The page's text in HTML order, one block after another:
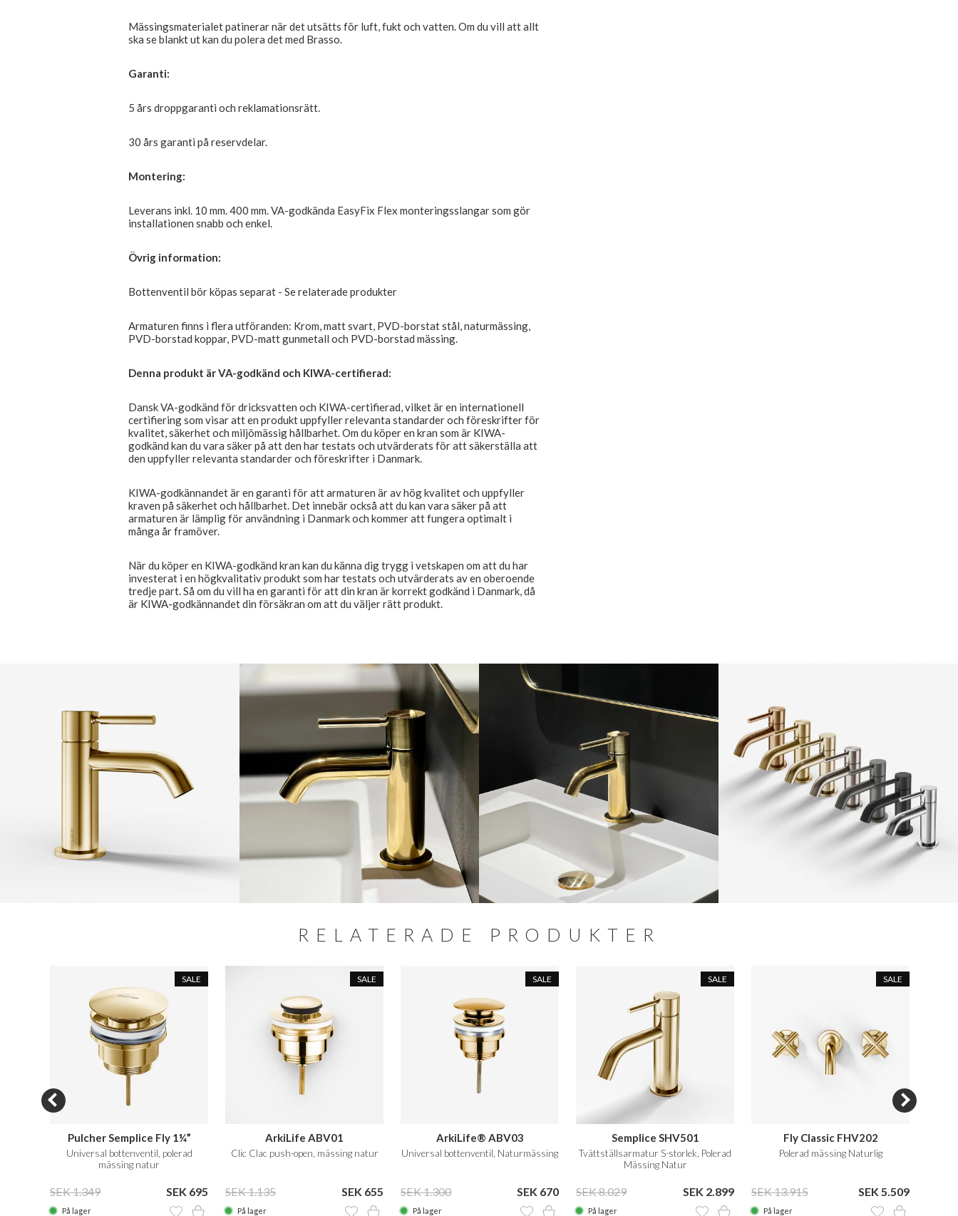
Mässingsmaterialet patinerar när det utsätts för luft, fukt och vatten. Om du vill att allt
ska se blankt ut kan du polera det med Brasso.
Garanti:
5 års droppgaranti och reklamationsrätt.
30 års garanti på reservdelar.
Montering:
Leverans inkl. 10 mm. 400 mm. VA-godkända EasyFix Flex monteringsslangar som gör
installationen snabb och enkel.
Övrig information:
Bottenventil bör köpas separat - Se relaterade produkter
Armaturen finns i flera utföranden: Krom, matt svart, PVD-borstat stål, naturmässing,
PVD-borstad koppar, PVD-matt gunmetall och PVD-borstad mässing.
Denna produkt är VA-godkänd och KIWA-certifierad:
Dansk VA-godkänd för dricksvatten och KIWA-certifierad, vilket är en internationell
certifiering som visar att en produkt uppfyller relevanta standarder och föreskrifter för
kvalitet, säkerhet och miljömässig hållbarhet. Om du köper en kran som är KIWA-
godkänd kan du vara säker på att den har testats och utvärderats för att säkerställa att
den uppfyller relevanta standarder och föreskrifter i Danmark.
KIWA-godkännandet är en garanti för att armaturen är av hög kvalitet och uppfyller
kraven på säkerhet och hållbarhet. Det innebär också att du kan vara säker på att
armaturen är lämplig för användning i Danmark och kommer att fungera optimalt i
många år framöver.
När du köper en KIWA-godkänd kran kan du känna dig trygg i vetskapen om att du har
investerat i en högkvalitativ produkt som har testats och utvärderats av en oberoende
tredje part. Så om du vill ha en garanti för att din kran är korrekt godkänd i Danmark, då
är KIWA-godkännandet din försäkran om att du väljer rätt produkt.
RELATERADE PRODUKTER
SALE
Pulcher Semplice Fly 1¼”
Universal bottenventil, polerad
mässing natur
SEK 1.349 SEK 695
På lager
SALE
ArkiLife ABV01
Clic Clac push-open, mässing natur
SEK 1.135 SEK 655
På lager
SALE
ArkiLife® ABV03
Universal bottenventil, Naturmässing
SEK 1.300 SEK 670
På lager
SALE
Semplice SHV501
Tvättställsarmatur S-storlek, Polerad
Mässing Natur
SEK 8.029 SEK 2.899
På lager
SALE
Fly Classic FHV202
Polerad mässing Naturlig
SEK 13.915 SEK 5.509
På lager